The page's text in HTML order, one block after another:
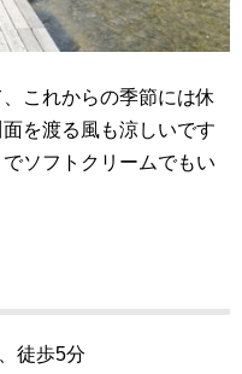
これからの季節には休
を渡る風も涼しいです
ソフトクリームでもい
徒歩5分